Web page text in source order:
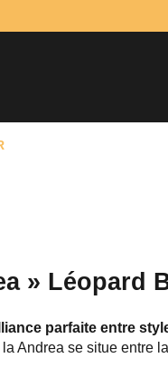
» Léopard
parfaite entre
Andrea se situe entre